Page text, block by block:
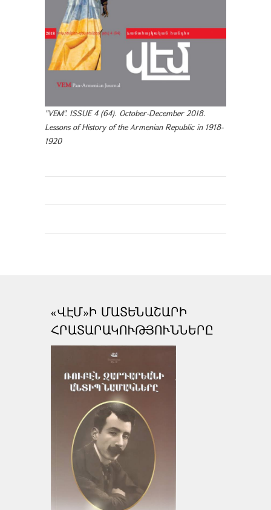
"VEM". ISSUE 4 (64). October-December 2018.
Lessons of History of the Armenian Republic in 1918-
1920
«ՎԷՄ»Ի ՄԱՏԵՆԱՇԱՐԻ
ՀՐԱՏԱՐԱԿՈՒԹՅՈՒՆՆԵՐԸ